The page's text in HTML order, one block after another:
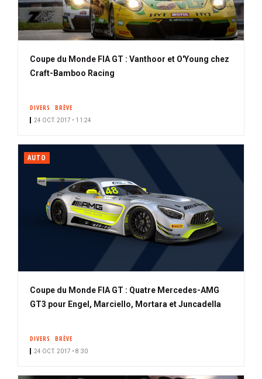
Coupe du Monde FIA GT : Vanthoor et O'Young chez
Craft-Bamboo Racing
DIVERS BRÈVE
24 OCT. 2017 • 11:24
AUTO
Coupe du Monde FIA GT : Quatre Mercedes-AMG
GT3 pour Engel, Marciello, Mortara et Juncadella
DIVERS BRÈVE
24 OCT. 2017 • 8:30